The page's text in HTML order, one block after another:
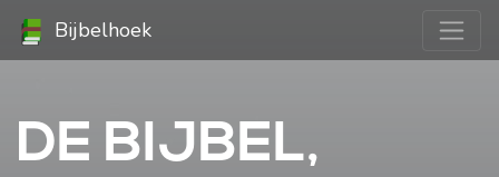
Bijbelhoek
DE BIJBEL,